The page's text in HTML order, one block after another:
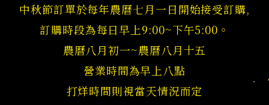
中秋節訂單於每年農曆七月一日開始接受訂購,
訂購時段為每日早上9:00~下午5:00。
農曆八月初一~農曆八月十五
營業時間為早上八點
打烊時間則視當天情況而定